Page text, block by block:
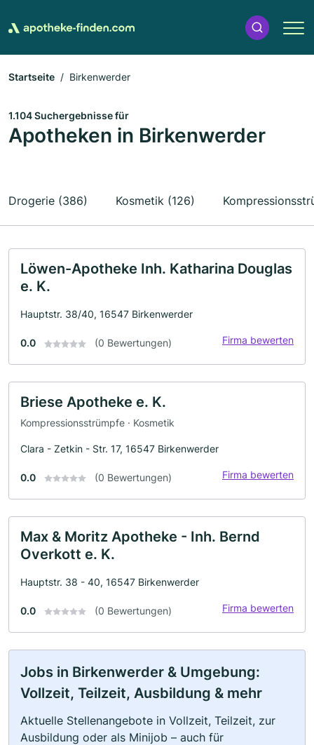
Startseite Birkenwerder
1.104 Suchergebnisse für
Apotheken in Birkenwerder
Drogerie (386) Kosmetik (126)
Löwen-Apotheke Inh. Katharina Douglas
e. K.
Hauptstr. 38/40, 16547 Birkenwerder
0.0 (0 Bewertungen) Firma bewerten
Briese Apotheke e. K.
Kompressionsstrümpfe · Kosmetik
Clara - Zetkin - Str. 17, 16547 Birkenwerder
0.0 (0 Bewertungen) Firma bewerten
Max & Moritz Apotheke - Inh. Bernd
Overkott e. K.
Hauptstr. 38 - 40, 16547 Birkenwerder
0.0 (0 Bewertungen) Firma bewerten
Jobs in Birkenwerder & Umgebung:
Vollzeit, Teilzeit, Ausbildung & mehr
Aktuelle Stellenangebote in Vollzeit, Teilzeit, zur
Ausbildung oder als Minijob – auch für